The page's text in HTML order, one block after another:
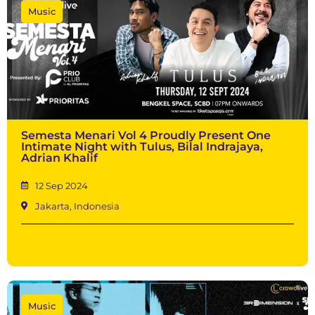
Music
Semesta Menari Vol 4 Proudly Present One
Intimate Night with Tulus, Bilal Indrajaya,
Adrian Khalif
12 Sep 2024
Jakarta, Indonesia
Music